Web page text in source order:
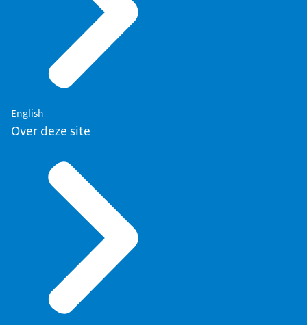
English
Over deze site